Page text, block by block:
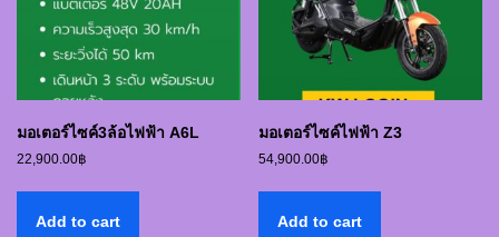
มอเตอร์ไซค์3ล้อไฟฟ้า A6L
22,900.00฿
Add to cart
มอเตอร์ไซค์ไฟฟ้า Z3
54,900.00฿
Add to cart